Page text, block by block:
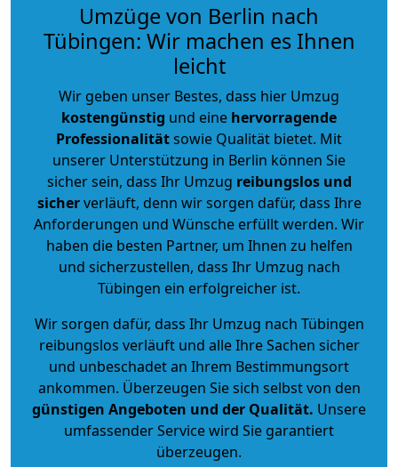
Umzüge von Berlin nach
Tübingen: Wir machen es Ihnen
leicht
Wir geben unser Bestes, dass hier Umzug
kostengünstig und eine hervorragende
Professionalitätsowie Qualität bietet. Mit
unserer Unterstützung in Berlin können Sie
sicher sein, dass Ihr Umzug reibungslos und
sicherverläuft, denn wir sorgen dafür, dass Ihre
Anforderungen und Wünsche erfüllt werden. Wir
haben die besten Partner, um Ihnen zu helfen
und sicherzustellen, dass Ihr Umzug nach
Tübingen ein erfolgreicher ist.
Wir sorgen dafür, dass Ihr Umzug nach Tübingen
reibungslos verläuft und alle Ihre Sachen sicher
und unbeschadet an Ihrem Bestimmungsort
ankommen. Überzeugen Sie sich selbst von den
günstigen Angeboten und der Qualität. Unsere
umfassender Service wird Sie garantiert
überzeugen.